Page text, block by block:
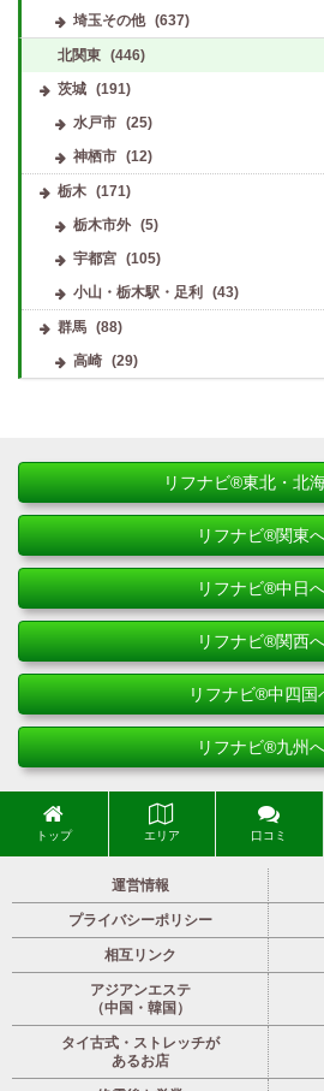
埼玉その他
(637)
北関東 (446)
茨城 (191)
水戸市
(25)
神栖市
(12)
栃木 (171)
栃木市外
(5)
宇都宮
(105)
小山・栃木駅・足利
(43)
群馬 (88)
高崎
(29)
リフナビ®東北・北
リフナビ®関東
リフナビ®中日
リフナビ®関西
リフナビ®中四国
リフナビ®九州
トップ エリア 口コミ
運営情報
プライバシーポリシー
相互リンク
アジアンエステ
（中国・韓国）
タイ古式・ストレッチが
あるお店